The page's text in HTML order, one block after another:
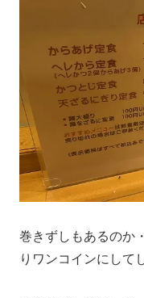
巻きずしもあるのか
りワンコインにして